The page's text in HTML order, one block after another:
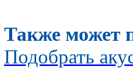
Также может
Подобрать